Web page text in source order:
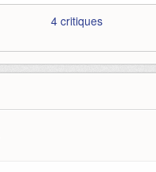
4 critiques